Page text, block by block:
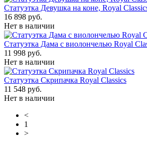
Статуэтка Девушка на коне, Royal
16 898 руб.
Нет в наличии
Статуэтка Дама с виолончелью Royal
11 998 руб.
Нет в наличии
Статуэтка Скрипачка Royal Classics
11 548 руб.
Нет в наличии
<
1
>